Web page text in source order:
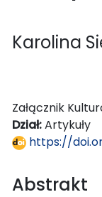
Karolina
Załącznik
Dział:Artykuły
https://
Abstrakt